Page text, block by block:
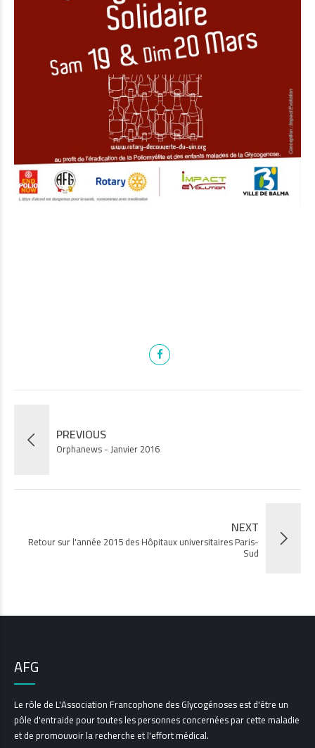
PREVIOUS
Orphanews - Janvier 2016
NEXT
Retour sur l'année 2015 des Hôpitaux universitaires Paris-
Sud
AFG
Le rôle de L'Association Francophone des Glycogénoses est d'être un
pôle d'entraide pour toutes les personnes concernées par cette maladie
et de promouvoir la recherche et l'effort médical.